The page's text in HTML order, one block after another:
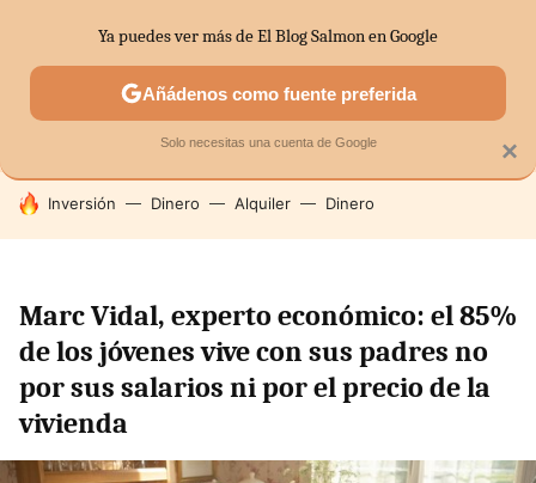
SECTORES ECONOMÍA DOMÉSTICA MERCADOS
HOY SE HABLA DE
Inversión Dinero Alquiler Dinero
Marc Vidal, experto económico: el 85%
de los jóvenes vive con sus padres no
por sus salarios ni por el precio de la
vivienda
×
Ya puedes ver más de El Blog Salmon en Google
Añádenos como fuente preferida
Solo necesitas una cuenta de Google